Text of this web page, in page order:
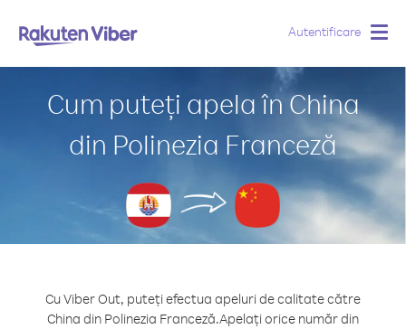
Autentificare
Cum puteți apela în China
din Polinezia Franceză
Cu Viber Out, puteți efectua apeluri de calitate către
China din Polinezia Franceză.Apelați orice număr din